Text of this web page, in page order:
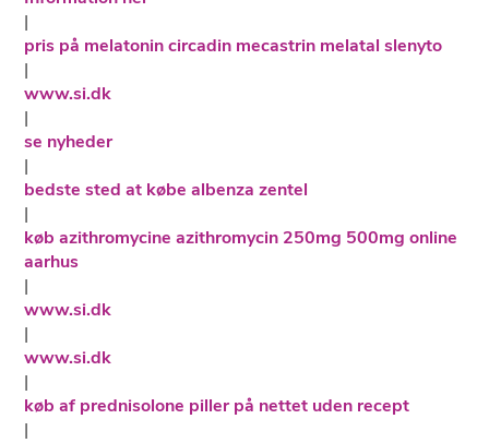
|
pris på melatonin circadin mecastrin melatal slenyto
|
www.si.dk
|
se nyheder
|
bedste sted at købe albenza zentel
|
køb azithromycine azithromycin 250mg 500mg online
aarhus
|
www.si.dk
|
www.si.dk
|
køb af prednisolone piller på nettet uden recept
|